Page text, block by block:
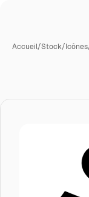
Accueil/Stock/Icônes